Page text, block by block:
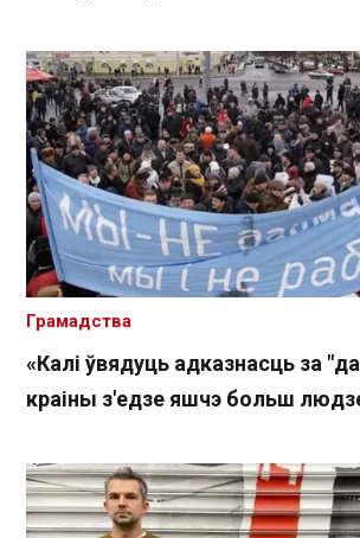
«Калі ўвядуць адказнасць за
краіны з'едзе яшчэ больш
Грамадства